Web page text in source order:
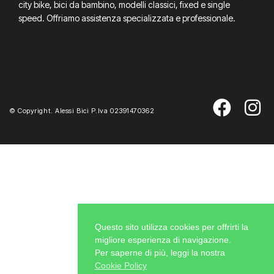
city bike, bici da bambino, modelli classici, fixed e single
speed. Offriamo assistenza specializzata e professionale.
© Copyright. Alessi Bici P.Iva 02391470362
Questo sito utilizza cookies per offrirti la
migliore esperienza di navigazione.
Per saperne di più, leggi la nostra
Cookie Policy